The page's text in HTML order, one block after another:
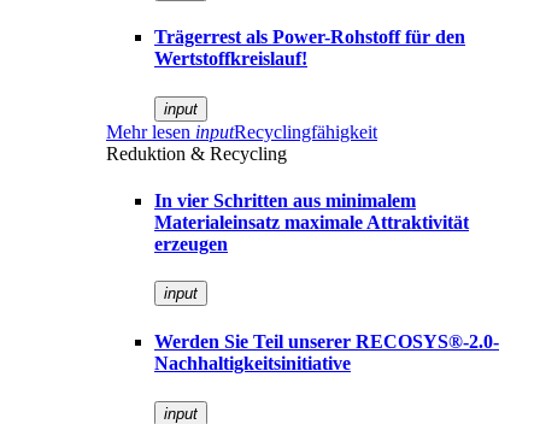
Trägerrest als Power-Rohstoff für den
Wertstoffkreislauf!
input
Mehr lesen inputRecyclingfähigkeit
Reduktion & Recycling
In vier Schritten aus minimalem
Materialeinsatz maximale Attraktivität
erzeugen
input
Werden Sie Teil unserer RECOSYS®-2.0-
Nachhaltigkeitsinitiative
input